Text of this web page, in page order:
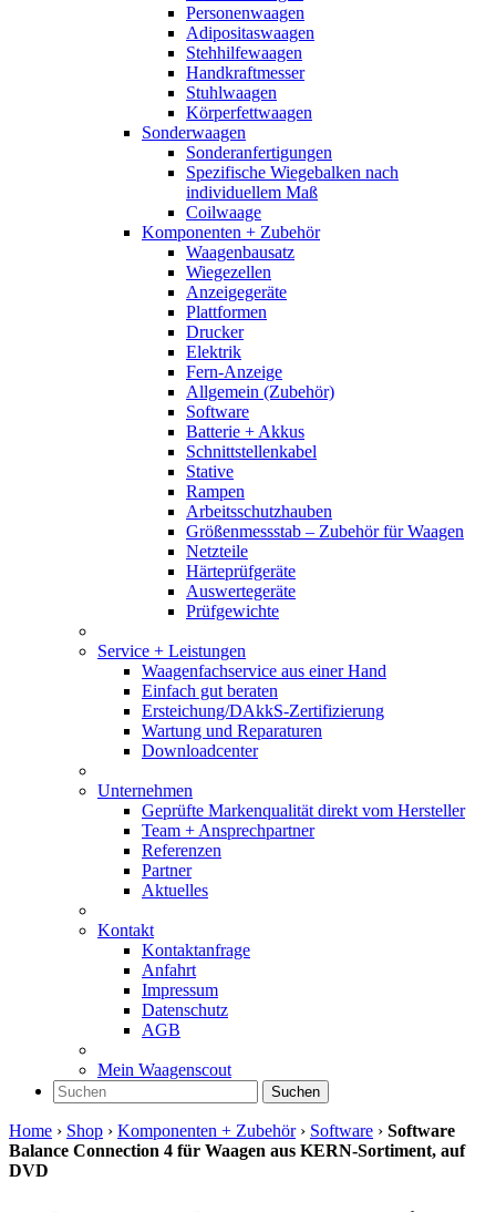
Personenwaagen
Adipositaswaagen
Stehhilfewaagen
Handkraftmesser
Stuhlwaagen
Körperfettwaagen
Sonderwaagen
Sonderanfertigungen
Spezifische Wiegebalken nach
individuellem Maß
Coilwaage
Komponenten + Zubehör
Waagenbausatz
Wiegezellen
Anzeigegeräte
Plattformen
Drucker
Elektrik
Fern-Anzeige
Allgemein (Zubehör)
Software
Batterie + Akkus
Schnittstellenkabel
Stative
Rampen
Arbeitsschutzhauben
Größenmessstab – Zubehör für Waagen
Netzteile
Härteprüfgeräte
Auswertegeräte
Prüfgewichte
Service + Leistungen
Waagenfachservice aus einer Hand
Einfach gut beraten
Ersteichung/DAkkS-Zertifizierung
Wartung und Reparaturen
Downloadcenter
Unternehmen
Geprüfte Markenqualität direkt vom Hersteller
Team + Ansprechpartner
Referenzen
Partner
Aktuelles
Kontakt
Kontaktanfrage
Anfahrt
Impressum
Datenschutz
AGB
Mein Waagenscout
Suchen
Home › Shop › Komponenten + Zubehör› Software › Software
Balance Connection 4 für Waagen aus KERN-Sortiment, auf
DVD